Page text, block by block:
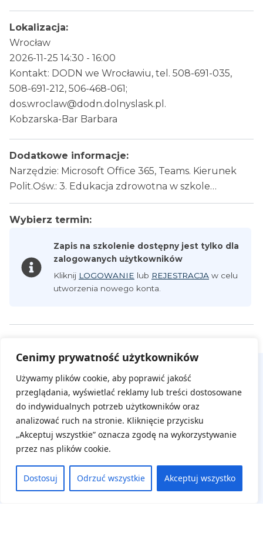
Cenimy prywatność użytkowników
Używamy plików cookie, aby poprawić jakość
przeglądania, wyświetlać reklamy lub treści dostosowane
do indywidualnych potrzeb użytkowników oraz
analizować ruch na stronie. Kliknięcie przycisku
„Akceptuj wszystkie” oznacza zgodę na wykorzystywanie
przez nas plików cookie.
Dostosuj Odrzuć wszystkie Akceptuj wszystko
Lokalizacja:
Wrocław
2026-11-25 14:30 - 16:00
Kontakt: DODN we Wrocławiu, tel. 508-691-035,
508-691-212, 506-468-061;
dos.wroclaw@dodn.dolnyslask.pl.
Kobzarska-Bar Barbara
Dodatkowe informacje:
Narzędzie: Microsoft Office 365, Teams. Kierunek
Polit.Ośw.: 3. Edukacja zdrowotna w szkole…
Wybierz termin:
Zapis na szkolenie dostępny jest tylko dla
zalogowanych użytkowników
Kliknij LOGOWANIE lub REJESTRACJA w celu
utworzenia nowego konta.
Na skróty
Aktualne wydarzenia
Regulamin